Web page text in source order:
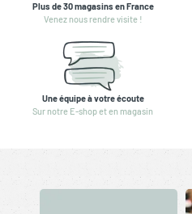
Plus de 30 magasins en France
Venez nous rendre visite !
Une équipe à votre écoute
Sur notre E-shop et en magasin